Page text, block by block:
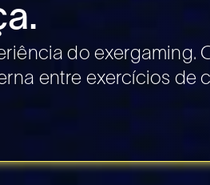
do exergaming.
entre exercícios de